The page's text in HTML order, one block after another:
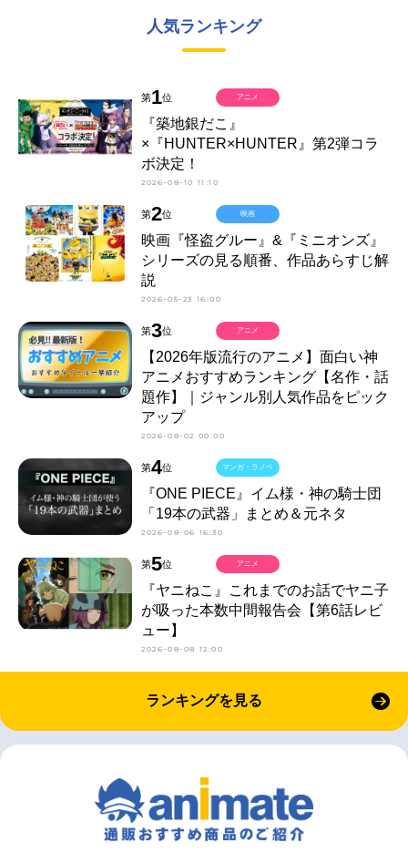
人気ランキング
第1位
『築地銀だこ』
×『HUNTER×HUNTER』第2弾コラ
ボ決定！
2026-08-10 11:10
アニメ
第2位
映画『怪盗グルー』&『ミニオンズ』
シリーズの見る順番、作品あらすじ解
説
2026-05-23 16:00
映画
第3位
【2026年版流行のアニメ】面白い神
アニメおすすめランキング【名作・話
題作】｜ジャンル別人気作品をピック
アップ
2026-08-02 00:00
アニメ
第4位
『ONE PIECE』イム様・神の騎士団
「19本の武器」まとめ＆元ネタ
2026-08-06 16:30
マンガ・ラノベ
第5位
『ヤニねこ』これまでのお話でヤニ子
が吸った本数中間報告会【第6話レビ
ュー】
2026-08-08 12:00
アニメ
ランキングを見る